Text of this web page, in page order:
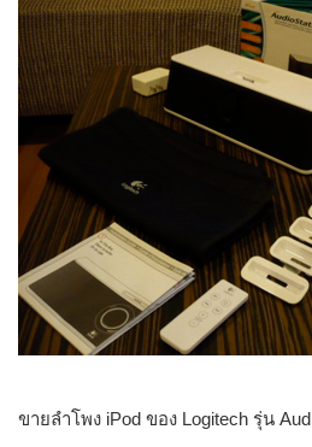
ขายลำโพง iPod ของ Logitech รุ่น